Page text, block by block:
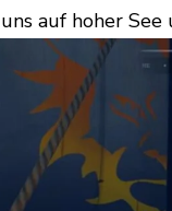
auf hoher See